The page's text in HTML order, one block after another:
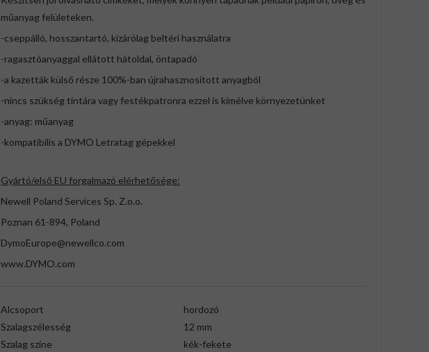
műanyag felületeken.
-cseppálló, hosszantartó, kizárólag beltéri használatra
-ragasztóanyaggal ellátott hátoldal, öntapadó
-a kazetták külső része 100%-ban újrahasznosított anyagból
-nincs szükség tintára vagy festékpatronra ezzel is kímélve környezetünket
-anyag: műanyag
-kompatibilis a DYMO Letratag gépekkel
Gyártó/első EU forgalmazó elérhetősége:
Newell Poland Services Sp. Z.o.o.
Poznan 61-894, Poland
DymoEurope@newellco.com
www.DYMO.com
Alcsoport
hordozó
Szalagszélesség
12 mm
Szalag színe
kék-fekete